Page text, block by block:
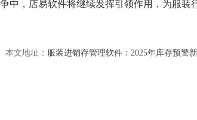
中，店易软件将继续发挥引领作用，为服装
本文地址： 服装进销存管理软件：2025年库存预警